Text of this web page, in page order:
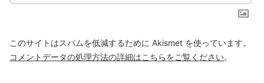
このサイトはスパムを低減するために Akismet を使っています。
コメントデータの処理方法の詳細はこちらをご覧ください。